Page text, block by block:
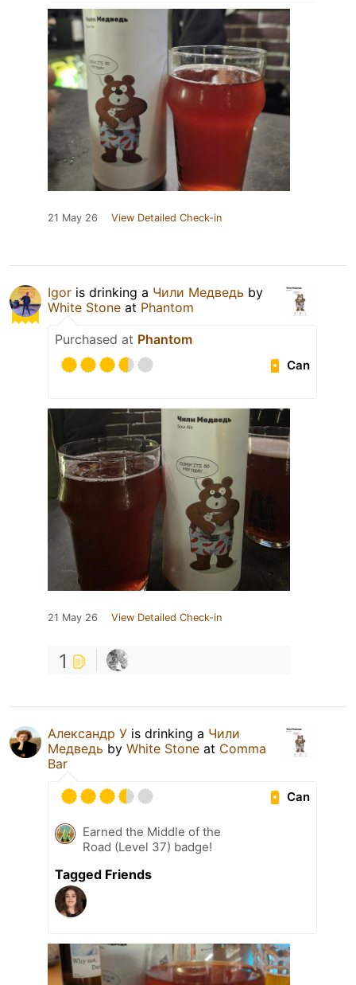
21 May 26 View Detailed Check-in
Igor is drinking a Чили Медведь by
White Stone at Phantom
Purchased at Phantom
Can
21 May 26 View Detailed Check-in
1
Александр У is drinking a Чили
Медведь by White Stone at Comma
Bar
Can
Earned the Middle of the
Road (Level 37) badge!
Tagged Friends